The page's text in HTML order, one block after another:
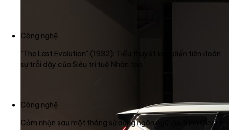
Công nghệ
"The Last Evolution" (1932): Tiểu thuyết kinh điển tiên đoán
sự trỗi dậy của Siêu trí tuệ Nhân tạo
Công nghệ
Cảm nhận sau một tháng sử dụng ngôn ngữ lập trình Clojure